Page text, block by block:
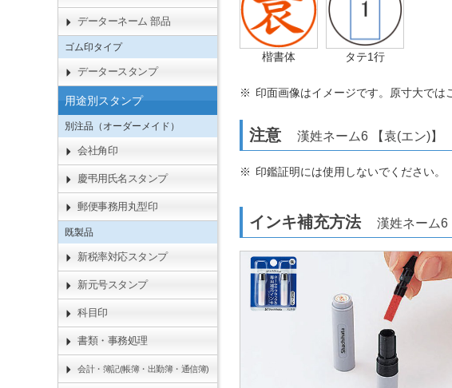
楷書体 タテ1行
印面画像はイメージです。原寸大では
注意 漢姓ネーム6 【袁(エン)】
印鑑証明には使用しないでください。
インキ補充方法 漢姓ネーム6
データーネーム 部品
ゴム印タイプ
データースタンプ
用途別スタンプ
別注品（オーダーメイド）
会社角印
慶弔用氏名スタンプ
郵便事務用丸型印
既製品
新税率対応スタンプ
新元号スタンプ
科目印
書類・事務処理
会計・簿記(帳簿・出勤簿・通信簿)